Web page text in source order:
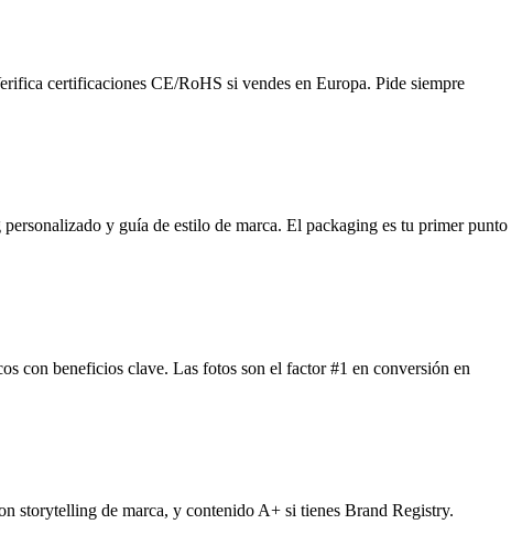
certificaciones CE/RoHS si vendes en Europa. Pide siempre
y guía de estilo de marca. El packaging es tu primer punto
con beneficios clave. Las fotos son el factor #1 en conversión en
storytelling de marca, y contenido A+ si tienes Brand Registry.